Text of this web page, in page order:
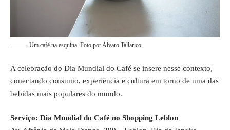
Um café na esquina. Foto por Alvaro Tallarico.
A celebração do Dia Mundial do Café se insere nesse contexto,
conectando consumo, experiência e cultura em torno de uma das
bebidas mais populares do mundo.
Serviço: Dia Mundial do Café no Shopping Leblon